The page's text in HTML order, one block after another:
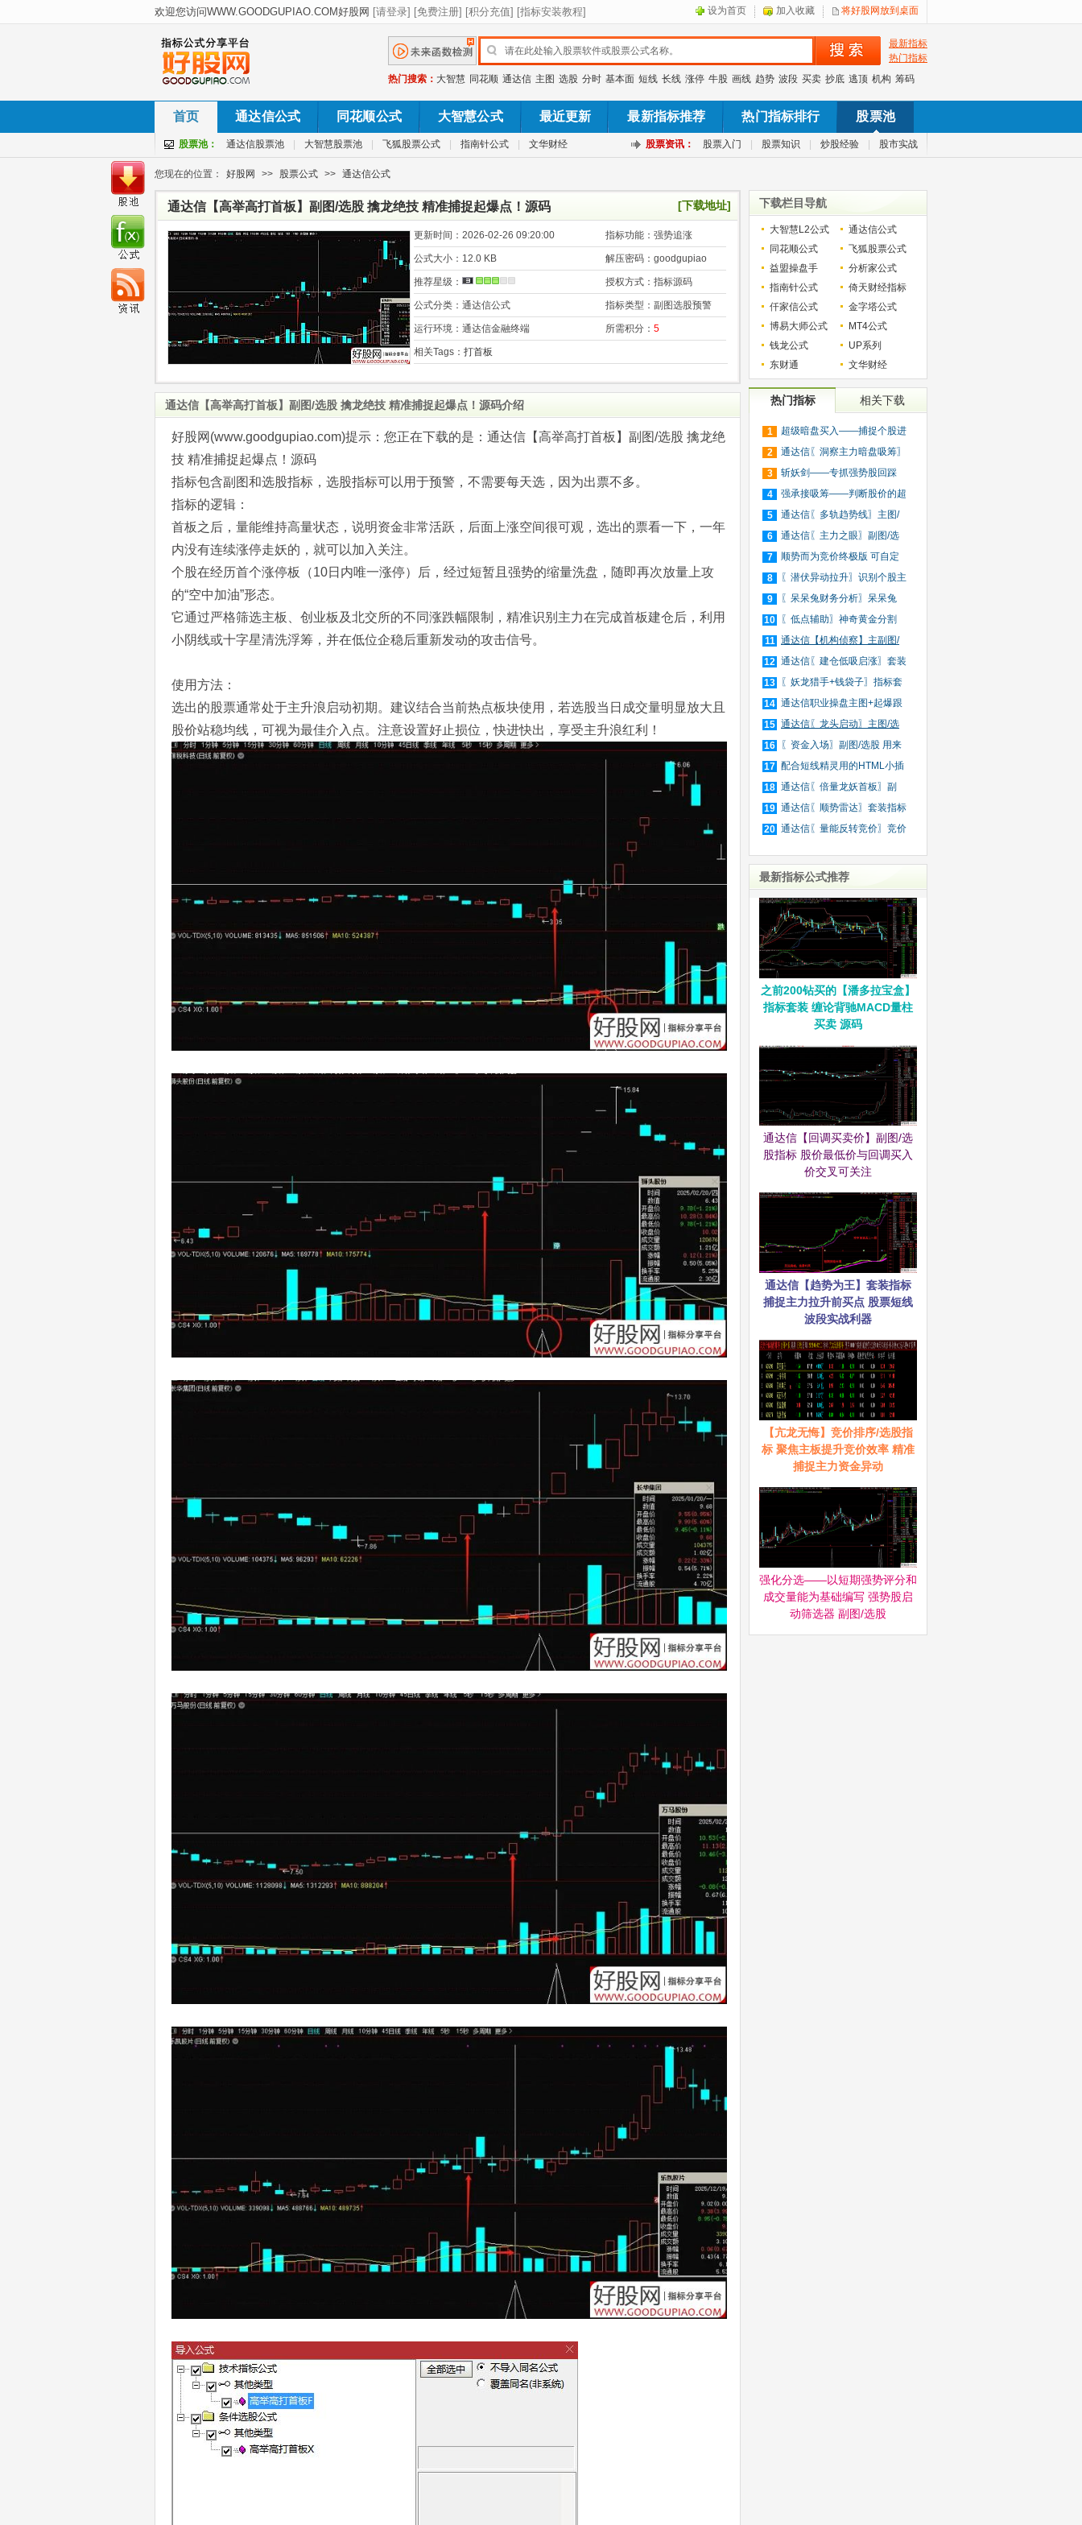
设为首页 加入收藏 将好股网放到桌面
最新指标
热门指标
热门搜索： 大智慧 同花顺 通达信 主图 选股 分时 基本面 短线 长线 涨停 牛股 画线 趋势 波段 买卖 抄底 逃顶 机构 筹码
首页 通达信公式 同花顺公式 大智慧公式 最近更新 最新指标推荐 热门指标排行 股票池
股票池： 通达信股票池 大智慧股票池 飞狐股票公式 指南针公式 文华财经 股票资讯： 股票入门 股票知识 炒股经验 股市实战
您现在的位置： 好股网 >> 股票公式 >> 通达信公式
通达信【高举高打首板】副图/选股 擒龙绝技 精准捕捉起爆点！源码 [下载地址]
更新时间： 2026-02-26 09:20:00 指标功能： 强势追涨
公式大小： 12.0 KB 解压密码： goodgupiao
推荐星级： 授权方式： 指标源码
公式分类： 通达信公式 指标类型： 副图选股预警
运行环境： 通达信金融终端 所需积分： 5
相关Tags： 打首板
通达信【高举高打首板】副图/选股 擒龙绝技 精准捕捉起爆点！源码介绍
好股网(www.goodgupiao.com)提示：您正在下载的是：通达信【高举高打首板】副图/选股 擒龙绝
技 精准捕捉起爆点！源码
指标包含副图和选股指标，选股指标可以用于预警，不需要每天选，因为出票不多。
指标的逻辑：
首板之后，量能维持高量状态，说明资金非常活跃，后面上涨空间很可观，选出的票看一下，一年
内没有连续涨停走妖的，就可以加入关注。
个股在经历首个涨停板（10日内唯一涨停）后，经过短暂且强势的缩量洗盘，随即再次放量上攻
的“空中加油”形态。
它通过严格筛选主板、创业板及北交所的不同涨跌幅限制，精准识别主力在完成首板建仓后，利用
小阴线或十字星清洗浮筹，并在低位企稳后重新发动的攻击信号。
使用方法：
选出的股票通常处于主升浪启动初期。建议结合当前热点板块使用，若选股当日成交量明显放大且
股价站稳均线，可视为最佳介入点。注意设置好止损位，快进快出，享受主升浪红利！
下载栏目导航
大智慧L2公式
通达信公式
同花顺公式
飞狐股票公式
益盟操盘手
分析家公式
指南针公式
倚天财经指标
仟家信公式
金字塔公式
博易大师公式
MT4公式
钱龙公式
UP系列
东财通
文华财经
热门指标 相关下载
1
超级暗盘买入——捕捉个股进
入
2
通达信〖洞察主力暗盘吸筹〗
捕
3
斩妖剑——专抓强势股回踩
20日
4
强承接吸筹——判断股价的超
买
5
通达信〖多轨趋势线〗主图/
选
6
通达信〖主力之眼〗副图/选
股
7
顺势而为竞价终极版 可自定
义
8
〖潜伏异动拉升〗识别个股主
力
9
〖呆呆兔财务分析〗呆呆兔
F10
10
〖低点辅助〗神奇黄金分割
+趋
11 通达信【机构侦察】主副图/
选
12 通达信〖建仓低吸启涨〗套装
指
13
〖妖龙猎手+钱袋子〗指标套
装
14 通达信职业操盘主图+起爆跟
庄
15 通达信〖龙头启动〗主图/选
股
16
〖资金入场〗副图/选股 用来
抓
17 配合短线精灵用的HTML小插
件
18 通达信〖倍量龙妖首板〗副
图/
19 通达信〖顺势雷达〗套装指标
20 通达信〖量能反转竞价〗竞价
最新指标公式推荐
之前200钻买的【潘多拉宝盒】
指标套装 缠论背驰MACD量柱
买卖 源码
通达信【回调买卖价】副图/选
股指标 股价最低价与回调买入
价交叉可关注
通达信【趋势为王】套装指标
捕捉主力拉升前买点 股票短线
波段实战利器
【亢龙无悔】竞价排序/选股指
标 聚焦主板提升竞价效率 精准
捕捉主力资金异动
强化分选——以短期强势评分和
成交量能为基础编写 强势股启
动筛选器‌ 副图/选股